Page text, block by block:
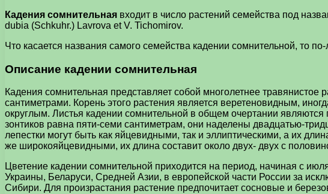
Кадения сомнительная входит в число растений семейства под
dubia (Schkuhr.) Lavrova et V. Tichomirov.
Что касается названия самого семейства кадении сомнительной, то
Описание кадении сомнительная
Кадения сомнительная представляет собой многолетнее
сантиметрами. Корень этого растения является веретеновидным,
округлым. Листья кадении сомнительной в общем очертании
зонтиков равна пяти-семи сантиметрам, они наделены двадцатью-
лепестки могут быть как яйцевидными, так и эллиптическими, а их
же широкояйцевидными, их длина составит около двух- двух с
Цветение кадении сомнительной приходится на период, начиная с
Украины, Беларуси, Средней Азии, в европейской части России за
Сибири. Для произрастания растение предпочитает сосновые и